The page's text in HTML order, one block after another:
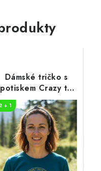
Dámské tričko s
potiskem Crazy to
camp
+ 1